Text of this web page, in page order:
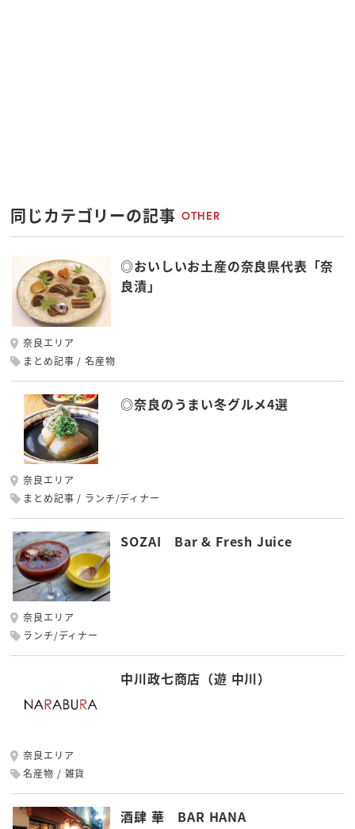
同じカテゴリーの記事 OTHER
◎おいしいお土産の奈良県代表「奈
良漬」
奈良エリア
まとめ記事
名産物
◎奈良のうまい冬グルメ4選
奈良エリア
まとめ記事
ランチ/ディナー
SOZAI Bar & Fresh Juice
奈良エリア
ランチ/ディナー
中川政七商店（遊 中川）
奈良エリア
名産物
雑貨
酒肆 華 BAR HANA